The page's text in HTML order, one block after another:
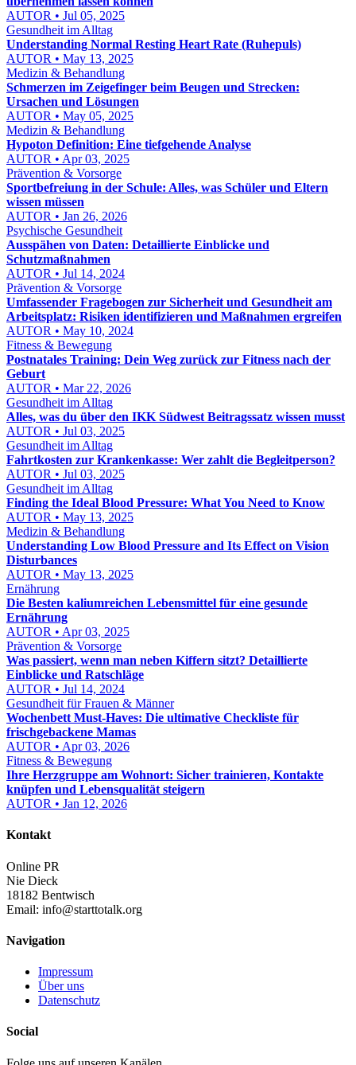
AUTOR • Jul 05, 2025
Gesundheit im Alltag
Understanding Normal Resting Heart Rate (Ruhepuls)
AUTOR • May 13, 2025
Medizin & Behandlung
Schmerzen im Zeigefinger beim Beugen und Strecken:
Ursachen und Lösungen
AUTOR • May 05, 2025
Medizin & Behandlung
Hypoton Definition: Eine tiefgehende Analyse
AUTOR • Apr 03, 2025
Prävention & Vorsorge
Sportbefreiung in der Schule: Alles, was Schüler und Eltern
wissen müssen
AUTOR • Jan 26, 2026
Psychische Gesundheit
Ausspähen von Daten: Detaillierte Einblicke und
Schutzmaßnahmen
AUTOR • Jul 14, 2024
Prävention & Vorsorge
Umfassender Fragebogen zur Sicherheit und Gesundheit am
Arbeitsplatz: Risiken identifizieren und Maßnahmen ergreifen
AUTOR • May 10, 2024
Fitness & Bewegung
Postnatales Training: Dein Weg zurück zur Fitness nach der
Geburt
AUTOR • Mar 22, 2026
Gesundheit im Alltag
Alles, was du über den IKK Südwest Beitragssatz wissen musst
AUTOR • Jul 03, 2025
Gesundheit im Alltag
Fahrtkosten zur Krankenkasse: Wer zahlt die Begleitperson?
AUTOR • Jul 03, 2025
Gesundheit im Alltag
Finding the Ideal Blood Pressure: What You Need to Know
AUTOR • May 13, 2025
Medizin & Behandlung
Understanding Low Blood Pressure and Its Effect on Vision
Disturbances
AUTOR • May 13, 2025
Ernährung
Die Besten kaliumreichen Lebensmittel für eine gesunde
Ernährung
AUTOR • Apr 03, 2025
Prävention & Vorsorge
Was passiert, wenn man neben Kiffern sitzt? Detaillierte
Einblicke und Ratschläge
AUTOR • Jul 14, 2024
Gesundheit für Frauen & Männer
Wochenbett Must-Haves: Die ultimative Checkliste für
frischgebackene Mamas
AUTOR • Apr 03, 2026
Fitness & Bewegung
Ihre Herzgruppe am Wohnort: Sicher trainieren, Kontakte
knüpfen und Lebensqualität steigern
AUTOR • Jan 12, 2026
Kontakt
Online PR
Nie Dieck
18182 Bentwisch
Email: info@starttotalk.org
Navigation
Impressum
Über uns
Datenschutz
Social